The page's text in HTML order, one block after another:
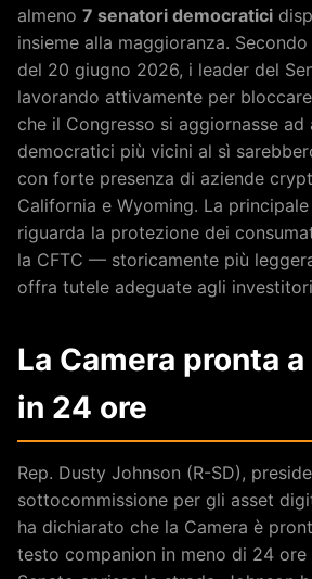
almeno 7 senatori democratici
insieme alla maggioranza. Secondo
del 20 giugno 2026, i leader del
lavorando attivamente per
che il Congresso si aggiornasse
democratici più vicini al sì
con forte presenza di aziende
California e Wyoming. La
riguarda la protezione dei
la CFTC — storicamente più
offra tutele adeguate agli
La Camera pronta
in 24 ore
Rep. Dusty Johnson (R-SD),
sottocommissione per gli asset
ha dichiarato che la Camera è
testo companion in meno di 24 ore